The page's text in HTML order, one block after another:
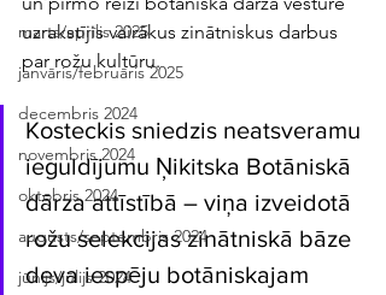
marts/aprīlis 2025
janvāris/februāris 2025
decembris 2024
novembris 2024
oktobris 2024
augusts/septembris 2024
jūnijs/jūlijs 2024
uzrakstījis vairākus zinātniskus darbus
par rožu kultūru.
Kosteckis sniedzis neatsveramu
ieguldījumu Ņikitska Botāniskā
dārza attīstībā – viņa izveidotā
rožu selekcijas zinātniskā bāze
deva iespēju botāniskajam